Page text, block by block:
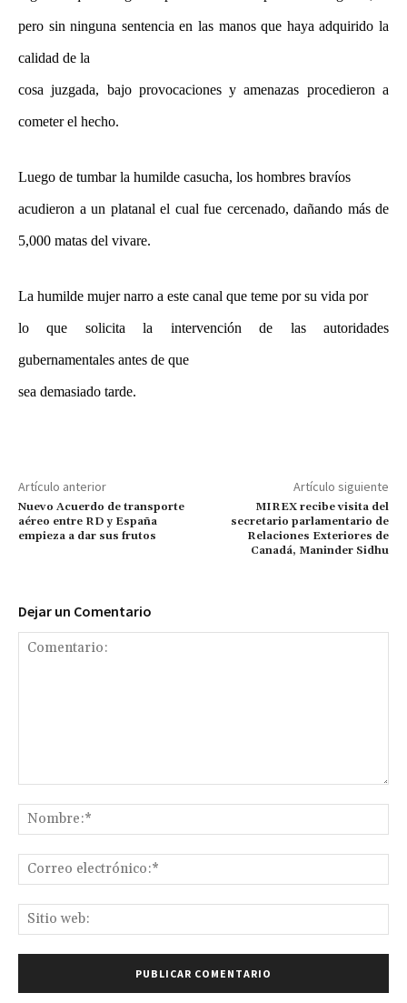
pero sin ninguna sentencia en las manos que haya adquirido la
calidad de la
cosa juzgada, bajo provocaciones y amenazas procedieron a
cometer el hecho.
Luego de tumbar la humilde casucha, los hombres bravíos
acudieron a un platanal el cual fue cercenado, dañando más de
5,000 matas del vivare.
La humilde mujer narro a este canal que teme por su vida por
lo que solicita la intervención de las autoridades
gubernamentales antes de que
sea demasiado tarde.
Artículo anterior
Nuevo Acuerdo de transporte
aéreo entre RD y España
empieza a dar sus frutos
Artículo siguiente
MIREX recibe visita del
secretario parlamentario de
Relaciones Exteriores de
Canadá, Maninder Sidhu
Dejar un Comentario